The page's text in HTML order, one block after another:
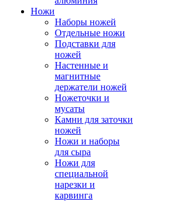
Ножи
Наборы ножей
Отдельные ножи
Подставки для
ножей
Настенные и
магнитные
держатели ножей
Ножеточки и
мусаты
Камни для заточки
ножей
Ножи и наборы
для сыра
Ножи для
специальной
нарезки и
карвинга